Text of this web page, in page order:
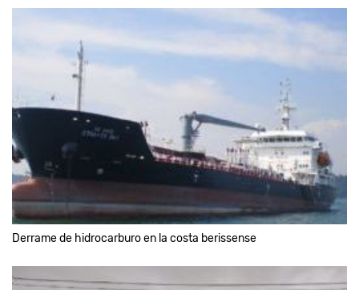
Derrame de hidrocarburo en la costa berissense